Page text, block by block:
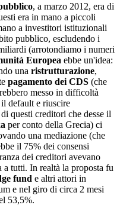
, a marzo 2012, era di
era in mano a piccoli
a investitori istituzionali
pubblico, escludendo i
(arrotondiamo i numeri
Europea ebbe un'idea:
una ristrutturazione,
pagamento dei CDS (che
messo in difficoltà
default e riuscire
questi creditori che desse il
per conto della Grecia) ci
una mediazione (che
il 75% dei consensi
dei creditori avevano
a tutti. In realtà la proposta fu
fund e altri attori in
e nel giro di circa 2 mesi
53,5%.